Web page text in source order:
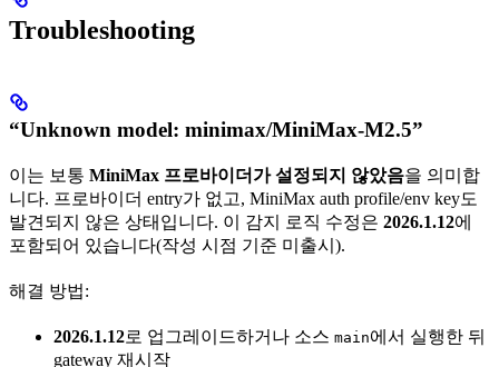
Troubleshooting
“Unknown model: minimax/MiniMax-M2.5”
이는 보통 MiniMax 프로바이더가 설정되지 않았음을 의미합
니다. 프로바이더 entry가 없고, MiniMax auth profile/env key도
발견되지 않은 상태입니다. 이 감지 로직 수정은 2026.1.12에
포함되어 있습니다(작성 시점 기준 미출시).
해결 방법:
2026.1.12로 업그레이드하거나 소스 main에서 실행한 뒤
gateway 재시작